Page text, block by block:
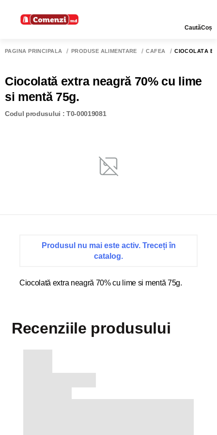
CautăCoș
PAGINA PRINCIPALĂ PRODUSE ALIMENTARE CAFEA CIOCOLATĂ
Ciocolată extra neagră 70% cu lime
si mentă 75g.
Codul produsului : T0-00019081
Produsul nu mai este activ. Treceți în
catalog.
Ciocolată extra neagră 70% cu lime si mentă 75g.
Recenziile produsului